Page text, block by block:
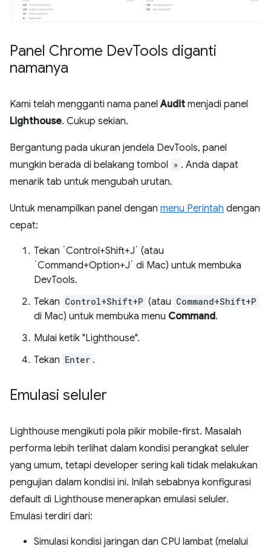
Panel Chrome DevTools diganti
namanya
Kami telah mengganti nama panelAudit menjadi panel
Lighthouse. Cukup sekian.
Bergantung pada ukuran jendela DevTools, panel
mungkin berada di belakang tombol » . Anda dapat
menarik tab untuk mengubah urutan.
Untuk menampilkan panel dengan menu Perintah dengan
cepat:
Tekan `Control+Shift+J` (atau
`Command+Option+J` di Mac) untuk membuka
DevTools.
Tekan Control+Shift+P (atau Command+Shift+P
di Mac) untuk membuka menu Command.
Mulai ketik "Lighthouse".
Tekan Enter .
Emulasi seluler
Lighthouse mengikuti pola pikir mobile-first. Masalah
performa lebih terlihat dalam kondisi perangkat seluler
yang umum, tetapi developer sering kali tidak melakukan
pengujian dalam kondisi ini. Inilah sebabnya konfigurasi
default di Lighthouse menerapkan emulasi seluler.
Emulasi terdiri dari:
Simulasi kondisi jaringan dan CPU lambat (melalui